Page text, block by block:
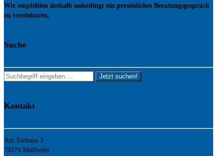
Wir empfehlen deshalb unbedingt ein persönliches Beratungsgespräch
zu vereinbaren.
Suche
Jetzt suchen!
Kontakt
Am Torhaus 3
79379 Müllheim